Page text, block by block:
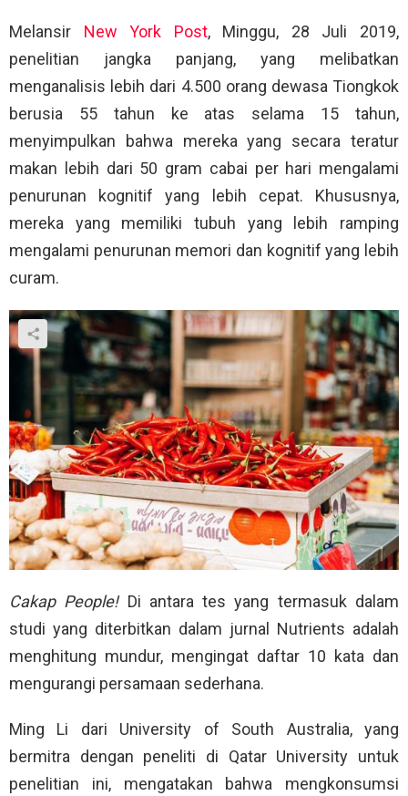
Melansir New York Post, Minggu, 28 Juli 2019,
penelitian jangka panjang, yang melibatkan
menganalisis lebih dari 4.500 orang dewasa Tiongkok
berusia 55 tahun ke atas selama 15 tahun,
menyimpulkan bahwa mereka yang secara teratur
makan lebih dari 50 gram cabai per hari mengalami
penurunan kognitif yang lebih cepat. Khususnya,
mereka yang memiliki tubuh yang lebih ramping
mengalami penurunan memori dan kognitif yang lebih
curam.
Cakap People! Di antara tes yang termasuk dalam
studi yang diterbitkan dalam jurnal Nutrients adalah
menghitung mundur, mengingat daftar 10 kata dan
mengurangi persamaan sederhana.
Ming Li dari University of South Australia, yang
bermitra dengan peneliti di Qatar University untuk
penelitian ini, mengatakan bahwa mengkonsumsi